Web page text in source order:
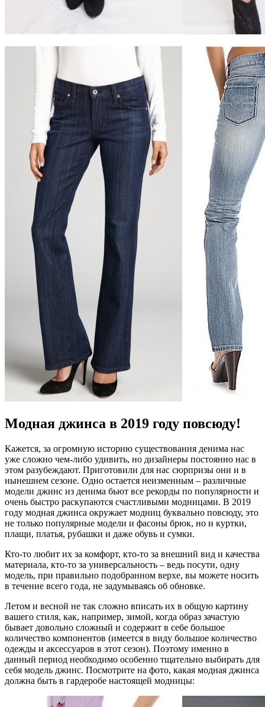
Модная джинса в 2019 году повсюду!
Кажется, за огромную историю существования денима нас
уже сложно чем-либо удивить, но дизайнеры постоянно нас в
этом разубеждают. Приготовили для нас сюрпризы они и в
нынешнем сезоне. Одно остается неизменным – различные
модели джинс из денима бьют все рекорды по популярности и
очень быстро раскупаются счастливыми модницами. В 2019
году модная джинса окружает модниц буквально повсюду, это
не только популярные модели и фасоны брюк, но и куртки,
плащи, платья, рубашки и даже обувь и сумки.
Кто-то любит их за комфорт, кто-то за внешний вид и качества
материала, кто-то за универсальность – ведь посути, одну
модель, при правильно подобранном верхе, вы можете носить
в течение всего года, не задумываясь об обновке.
Летом и весной не так сложно вписать их в общую картину
вашего стиля, как, например, зимой, когда образ зачастую
бывает довольно сложный и содержит в себе большое
количество компонентов (имеется в виду большое количество
одежды и аксессуаров в этот сезон). Поэтому именно в
данный период необходимо особенно тщательно выбирать для
себя модель джинс. Посмотрите на фото, какая модная джинса
должна быть в гардеробе настоящей модницы: